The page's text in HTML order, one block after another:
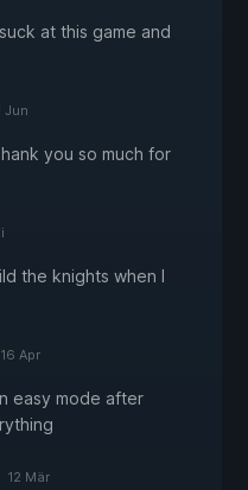
at this game and
Jun
you so much for
the knights when I
16 Apr
easy mode after
12 Mär